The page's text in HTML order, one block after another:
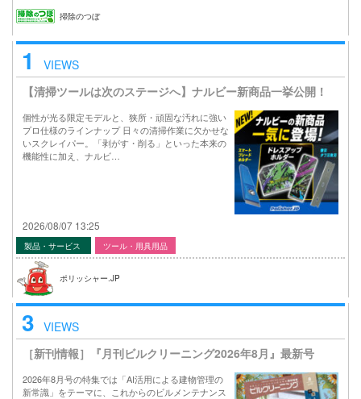
掃除のつぼ
1
VIEWS
【清掃ツールは次のステージへ】ナルビー新商品一挙公開！
個性が光る限定モデルと、狭所・頑固な汚れに強い
プロ仕様のラインナップ 日々の清掃作業に欠かせな
いスクレイパー。「剥がす・削る」といった本来の
機能性に加え、ナルビ…
2026/08/07 13:25
製品・サービス ツール・用具用品
ポリッシャー.JP
3 VIEWS
［新刊情報］『月刊ビルクリーニング2026年8月』最新号
2026年8月号の特集では「AI活用による建物管理の
新常識」をテーマに、これからのビルメンテナンス